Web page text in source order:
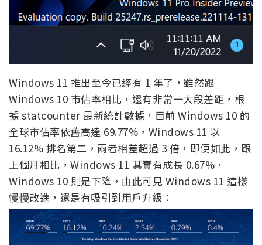
Windows 11 推出至今已經有 1 年了，雖然跟
Windows 10 市佔率相比，還有非常一大段差距，根
據 statcounter 最新統計數據，目前 Windows 10 的
全球市佔率依舊高達 69.77%，Windows 11 以
16.12% 排名第二，兩者相差超過 3 倍，即便如此，跟
上個月相比，Windows 11 其實有成長 0.67%，
Windows 10 則是下降，由此可見 Windows 11 這樣
慢慢改進，還是有吸引到用戶升級：